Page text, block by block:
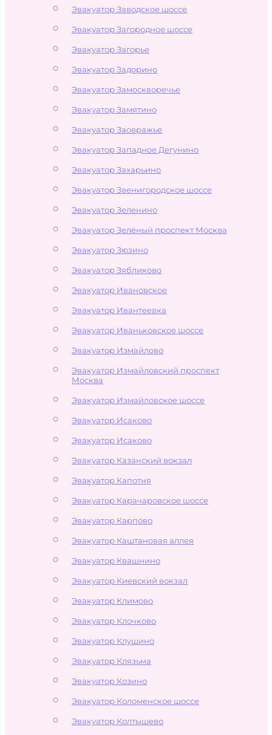
Эвакуатор Заводское шоссе
Эвакуатор Загородное шоссе
Эвакуатор Загорье
Эвакуатор Задорино
Эвакуатор Замоскворечье
Эвакуатор Замятино
Эвакуатор Заовражье
Эвакуатор Западное Дегунино
Эвакуатор Захарьино
Эвакуатор Звенигородское шоссе
Эвакуатор Зеленино
Эвакуатор Зелёный проспект Москва
Эвакуатор Зюзино
Эвакуатор Зябликово
Эвакуатор Ивановское
Эвакуатор Ивантеевка
Эвакуатор Иваньковское шоссе
Эвакуатор Измайлово
Эвакуатор Измайловский проспект
Москва
Эвакуатор Измайловское шоссе
Эвакуатор Исаково
Эвакуатор Исаково
Эвакуатор Казанский вокзал
Эвакуатор Капотня
Эвакуатор Карачаровское шоссе
Эвакуатор Карпово
Эвакуатор Каштановая аллея
Эвакуатор Квашнино
Эвакуатор Киевский вокзал
Эвакуатор Климово
Эвакуатор Клочково
Эвакуатор Клушино
Эвакуатор Клязьма
Эвакуатор Козино
Эвакуатор Коломенское шоссе
Эвакуатор Колтышево